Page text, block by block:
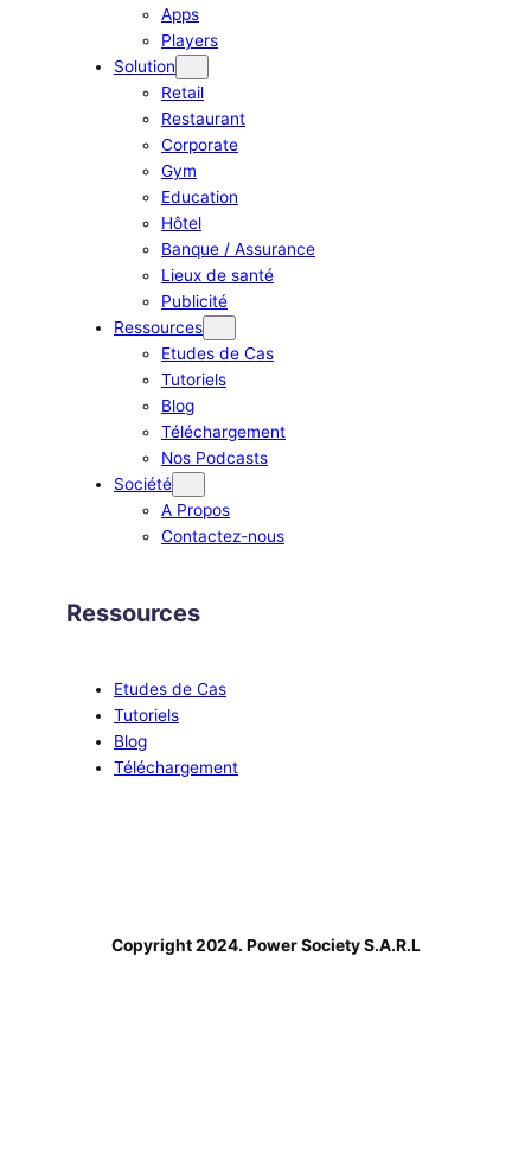
Apps
Players
Solution
Retail
Restaurant
Corporate
Gym
Education
Hôtel
Banque / Assurance
Lieux de santé
Publicité
Ressources
Etudes de Cas
Tutoriels
Blog
Téléchargement
Nos Podcasts
Société
A Propos
Contactez-nous
Ressources
Etudes de Cas
Tutoriels
Blog
Téléchargement
Copyright 2024. Power Society S.A.R.L